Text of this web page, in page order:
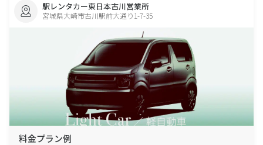
駅レンタカー東日本古川営業所
宮城県大崎市古川駅前大通り1-7-35
料金プラン例